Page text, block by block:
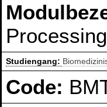
Processing
Studiengang:
Code: